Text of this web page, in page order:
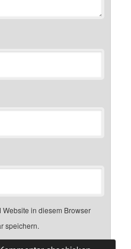
in diesem Browser
speichern.